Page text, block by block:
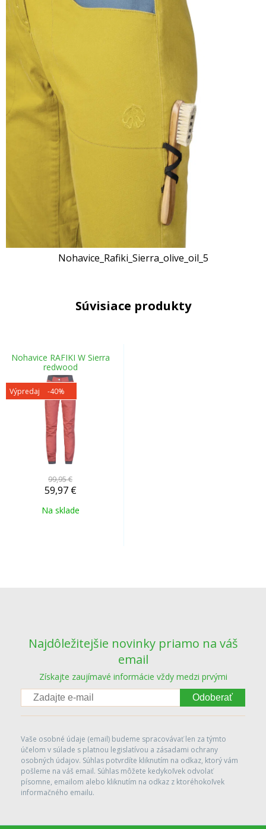
Nohavice_Rafiki_Sierra_olive_oil_5
Súvisiace produkty
Nohavice RAFIKI W Sierra
redwood
Výpredaj -40%
99,95 €
59,97 €
Na sklade
Najdôležitejšie novinky priamo na váš
email
Získajte zaujímavé informácie vždy medzi prvými
Odoberať
Vaše osobné údaje (email) budeme spracovávať len za týmto
účelom v súlade s platnou legislatívou a zásadami ochrany
osobných údajov. Súhlas potvrdíte kliknutím na odkaz, ktorý vám
pošleme na váš email. Súhlas môžete kedykoľvek odvolať
písomne, emailom alebo kliknutím na odkaz z ktoréhokoľvek
informačného emailu.